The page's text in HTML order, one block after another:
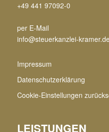
+49 441 97092-0
per E-Mail
info@steuerkanzlei-
Impressum
Datenschutzerklärung
Cookie-Einstellungen
LEISTUNGEN